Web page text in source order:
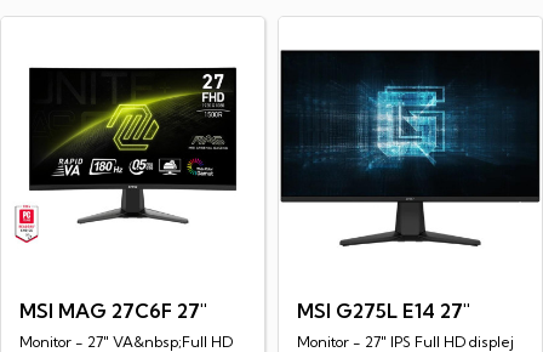
MSI MAG 27C6F 27"
Monitor - 27" VA&nbsp;Full HD
MSI G275L E14 27"
Monitor - 27" IPS Full HD displej